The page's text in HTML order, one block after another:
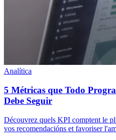
Analítica
5 Métricas que Todo
Debe Seguir
Découvrez quels KPI comptent le
vos recomendacións et favoriser